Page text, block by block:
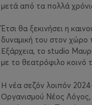
μετά από τα πολλά
Έτσι θα ξεκινήσει η
δυναμική του στον χώρο
Εξάρχεια, το studio
με το θεατρόφιλο κοινό
Η νέα σεζόν λοιπόν
Οργανισμού Νέος Λόγος,